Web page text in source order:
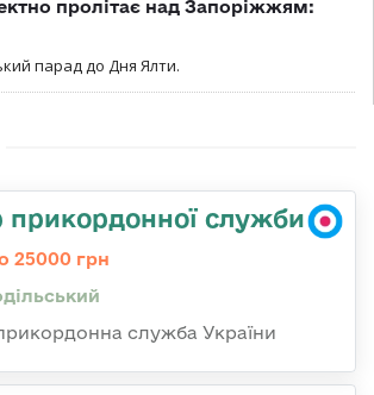
пролітає над Запоріжжям:
парад до Дня Ялти.
прикордонної служби
25000 грн
служба України